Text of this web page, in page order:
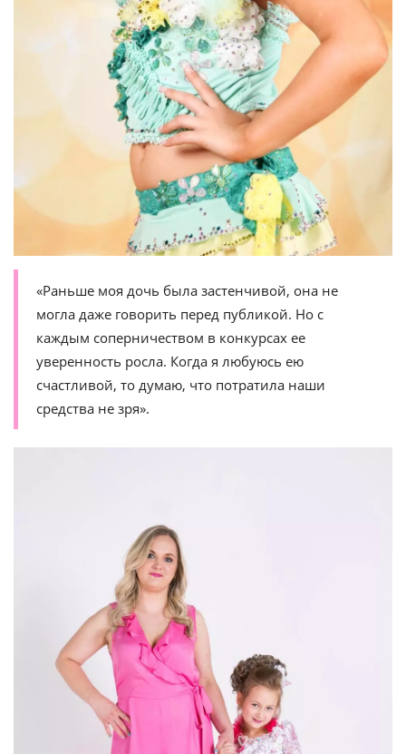
«Раньше моя дочь была застенчивой, она не
могла даже говорить перед публикой. Но с
каждым соперничеством в конкурсах ее
уверенность росла. Когда я любуюсь ею
счастливой, то думаю, что потратила наши
средства не зря».